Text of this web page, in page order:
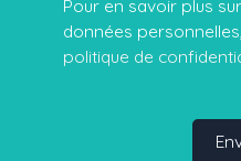
Pour en savoir plus
données
politique de